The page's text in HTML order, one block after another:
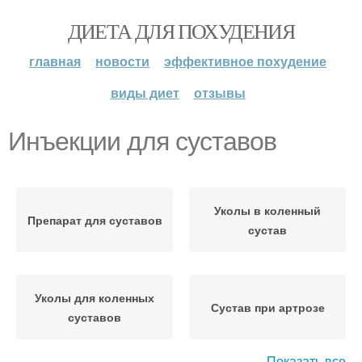
ДИЕТА ДЛЯ ПОХУДЕНИЯ
главная новости
эффективное похудение
виды диет
отзывы
Инъекции для суставов
Препарат для суставов
Уколы в коленный
сустав
Уколы для коленных
суставов
Сустав при артрозе